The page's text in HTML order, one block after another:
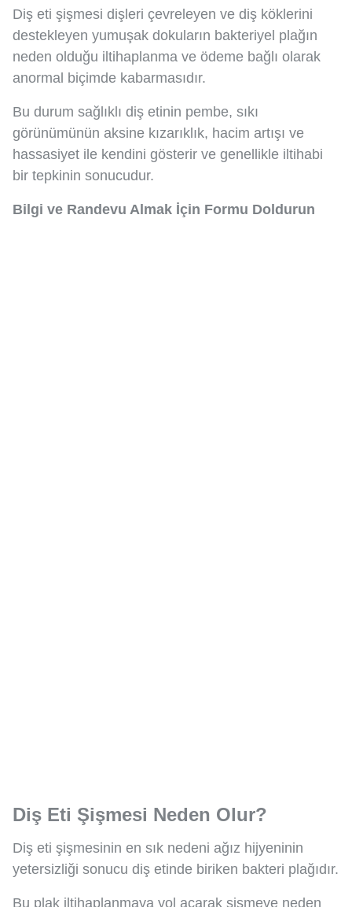
Diş eti şişmesi dişleri çevreleyen ve diş köklerini
destekleyen yumuşak dokuların bakteriyel plağın
neden olduğu iltihaplanma ve ödeme bağlı olarak
anormal biçimde kabarmasıdır.
Bu durum sağlıklı diş etinin pembe, sıkı
görünümünün aksine kızarıklık, hacim artışı ve
hassasiyet ile kendini gösterir ve genellikle iltihabi
bir tepkinin sonucudur.
Bilgi ve Randevu Almak İçin Formu Doldurun
Diş Eti Şişmesi Neden Olur?
Diş eti şişmesinin en sık nedeni ağız hijyeninin
yetersizliği sonucu diş etinde biriken bakteri plağıdır.
Bu plak iltihaplanmaya yol açarak şişmeye neden